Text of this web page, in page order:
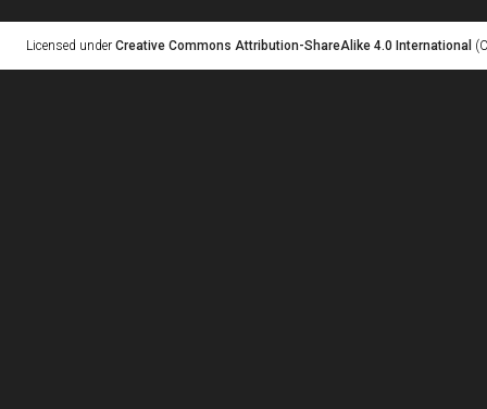
Licensed under Creative Commons Attribution-ShareAlike 4.0 International